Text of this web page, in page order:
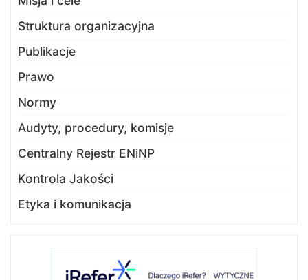
Struktura organizacyjna
Publikacje
Prawo
Normy
Audyty, procedury, komisje
Centralny Rejestr ENiNP
Kontrola Jakości
Etyka i komunikacja